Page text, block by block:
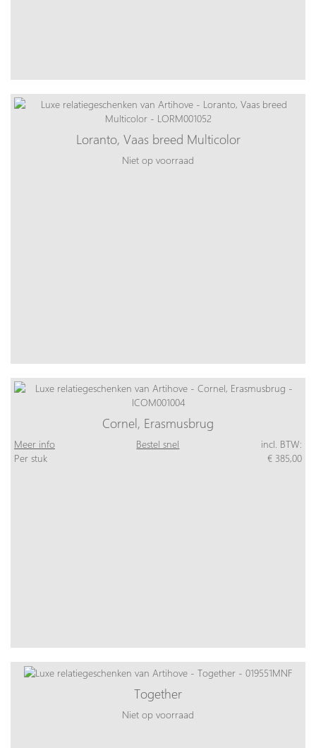
Loranto, Vaas breed Multicolor
Niet op voorraad
Cornel, Erasmusbrug
Meer info Bestel snel
incl. BTW:
Per stuk
€ 385,00
Together
Niet op voorraad